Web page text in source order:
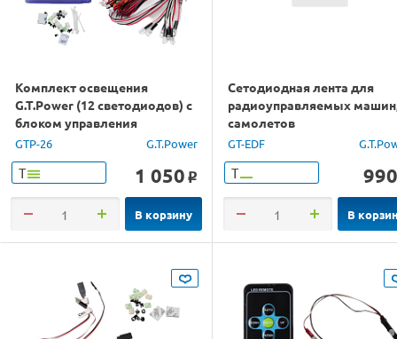
Комплект освещения
G.T.Power (12 светодиодов) с
блоком управления
GTP-26 G.T.Power
Т 1 050 o
В корзину
Сетодиодная лента для
радиоуправляемых
самолетов
GT-EDF
Т 990
В